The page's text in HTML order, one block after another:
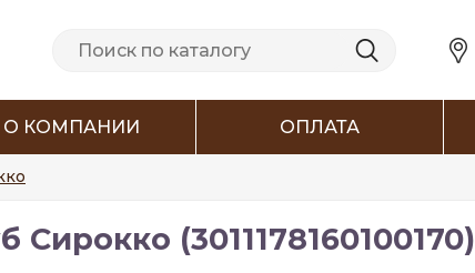
О КОМПАНИИ ОПЛАТА
(3011178160100170)